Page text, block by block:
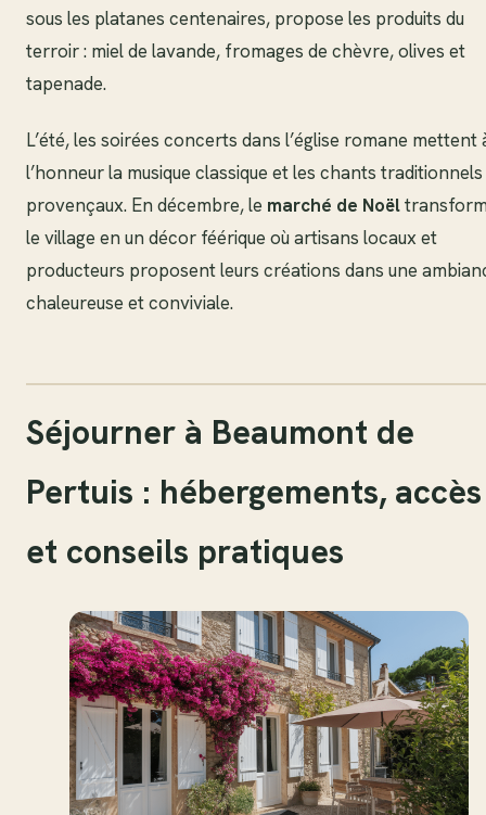
sous les platanes centenaires, propose les produits du
terroir : miel de lavande, fromages de chèvre, olives et
tapenade.
L’été, les soirées concerts dans l’église romane mettent
l’honneur la musique classique et les chants traditionnels
provençaux. En décembre, le marché de Noël
le village en un décor féérique où artisans locaux et
producteurs proposent leurs créations dans une
chaleureuse et conviviale.
Séjourner à Beaumont de
Pertuis : hébergements, accès
et conseils pratiques